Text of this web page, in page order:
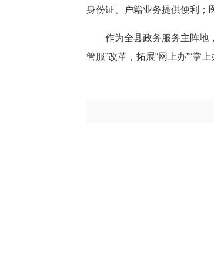
身份证、户籍业务提供便利；
作为全县政务服务主阵地
管服”改革，拓展“网上办”“掌